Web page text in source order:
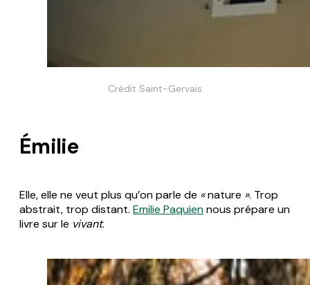
Crédit Saint-Gervais
Émilie
Elle, elle ne veut plus qu’on parle de «nature ». Trop
abstrait, trop distant. Emilie Paquiennous prépare un
livre sur le vivant.